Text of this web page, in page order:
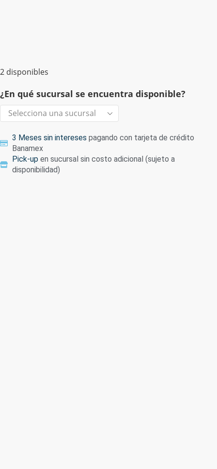
2 disponibles
¿En qué sucursal se encuentra disponible?
3 Meses sin intereses pagando con tarjeta de crédito
Banamex
Pick-up en sucursal sin costo adicional (sujeto a
disponibilidad)